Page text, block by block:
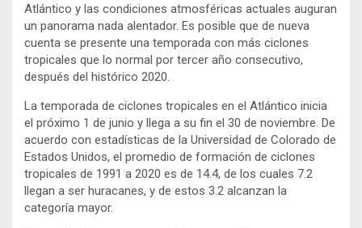
Atlántico y las condiciones atmosféricas actuales auguran
un panorama nada alentador. Es posible que de nueva
cuenta se presente una temporada con más ciclones
tropicales que lo normal por tercer año consecutivo,
después del histórico 2020.
La temporada de ciclones tropicales en el Atlántico inicia
el próximo 1 de junio y llega a su fin el 30 de noviembre. De
acuerdo con estadísticas de la Universidad de Colorado de
Estados Unidos, el promedio de formación de ciclones
tropicales de 1991 a 2020 es de 14.4, de los cuales 7.2
llegan a ser huracanes, y de estos 3.2 alcanzan la
categoría mayor.